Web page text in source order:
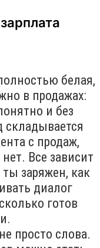
белая,
в продажах:
и без
складывается
с продаж,
Все зависит
ты заряжен, как
диалог
готов
просто слова.